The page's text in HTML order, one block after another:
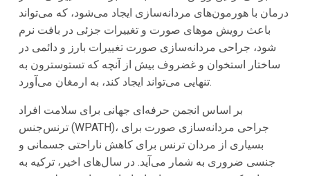
درمان با هورمون‌های مردانه‌سازی ایجاد می‌شود، که می‌تواند
باعث رویش موهای صورت و تغییرات جزئی در بافت نرم
شود، جراحی مردانه‌سازی صورت تغییرات بارز و دائمی در
ساختار استخوان و غضروف بیش از آنچه که تستوسترون به
تنهایی می‌تواند ایجاد کند، به ارمغان می‌آورد.
بر اساس انجمن حرفه‌ای جهانی برای سلامت افراد
ترنس‌جنس (WPATH)، جراحی مردانه‌سازی صورت برای
بسیاری از مردان ترنس برای کاهش ناراحتی جسمانی و
جنسی ضروری به شمار می‌آید. در سال‌های اخیر، ترکیه به